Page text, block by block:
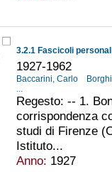
3.2.1 Fascicoli
1927-1962
Baccarini, Carlo
...
Regesto: -- 1.
corrispondenza
studi di Firenze
Istituto...
Anno: 1927